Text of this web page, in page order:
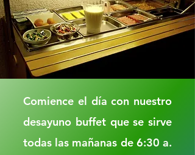
Comience el día con nuestro
desayuno buffet que se sirve
todas las mañanas de 6:30 a.